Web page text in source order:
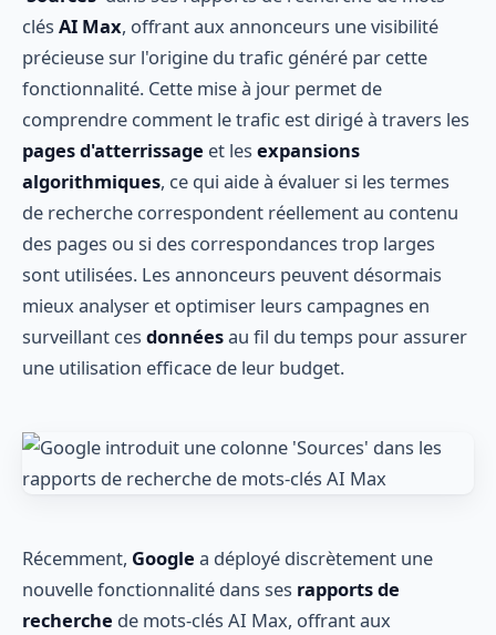
clés AI Max, offrant aux annonceurs une visibilité
précieuse sur l'origine du trafic généré par cette
fonctionnalité. Cette mise à jour permet de
comprendre comment le trafic est dirigé à travers les
pages d'atterrissage et les expansions
algorithmiques, ce qui aide à évaluer si les termes
de recherche correspondent réellement au contenu
des pages ou si des correspondances trop larges
sont utilisées. Les annonceurs peuvent désormais
mieux analyser et optimiser leurs campagnes en
surveillant ces donnéesau fil du temps pour assurer
une utilisation efficace de leur budget.
Récemment, Google a déployé discrètement une
nouvelle fonctionnalité dans ses rapports de
recherche de mots-clés AI Max, offrant aux